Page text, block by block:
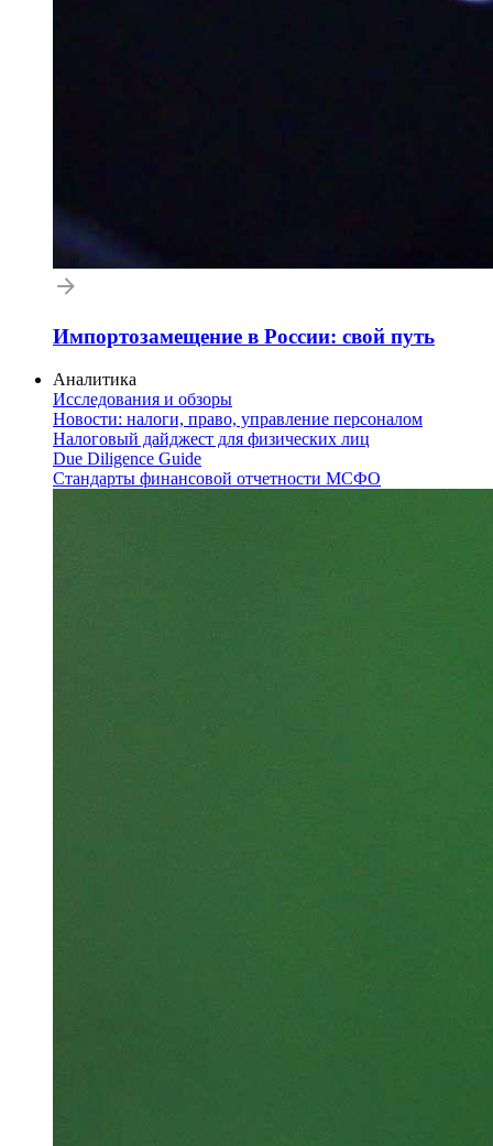
Импортозамещение в России: свой путь
Аналитика
Исследования и обзоры
Новости: налоги, право, управление персоналом
Налоговый дайджест для физических лиц
Due Diligence Guide
Стандарты финансовой отчетности МСФО